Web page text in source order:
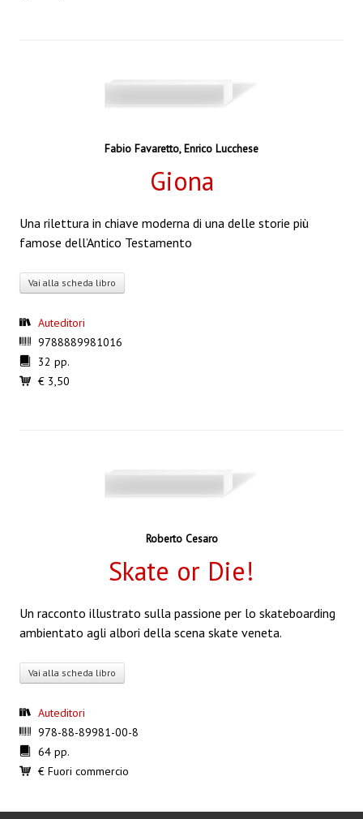
Fabio Favaretto, Enrico Lucchese
Giona
Una rilettura in chiave moderna di una delle storie più
famose dell’Antico Testamento
Vai alla scheda libro
Auteditori
9788889981016
32 pp.
€ 3,50
Roberto Cesaro
Skate or Die!
Un racconto illustrato sulla passione per lo skateboarding
ambientato agli albori della scena skate veneta.
Vai alla scheda libro
Auteditori
978-88-89981-00-8
64 pp.
€ Fuori commercio